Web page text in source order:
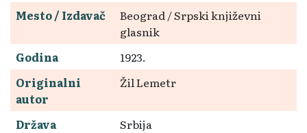
Mesto / Izdavač
Beograd / Srpski književni
glasnik
Godina
1923.
Originalni
autor
Žil Lemetr
Država
Srbija